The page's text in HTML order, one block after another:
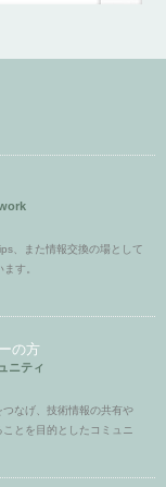
、また情報交換の場として
す。
の方
ニティ
なげ、技術情報の共有や
とを目的としたコミュニ